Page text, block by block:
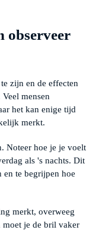
observeer
zijn en de effecten
mensen
het kan enige tijd
merkt.
Noteer hoe je je voelt
als 's nachts. Dit
en te begrijpen hoe
merkt, overweeg
moet je de bril vaker